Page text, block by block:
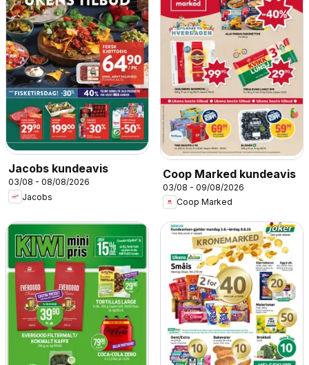
Jacobs kundeavis
03/08 - 08/08/2026
Jacobs
Coop Marked kundeavis
03/08 - 09/08/2026
Coop Marked